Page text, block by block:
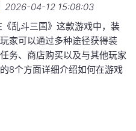
2026-04-12 15:08:03
乱斗三国》这款游戏中，装
家可以通过多种途径获得装
务、商店购买以及与其他玩家
8个方面详细介绍如何在游戏